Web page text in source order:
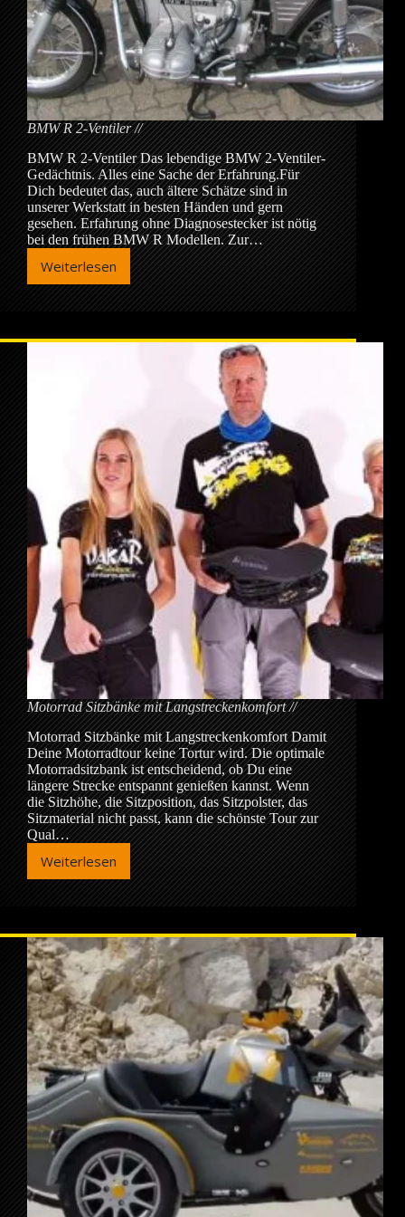
BMW R 2-Ventiler
BMW R 2-Ventiler Das lebendige BMW 2-Ventiler-
Gedächtnis. Alles eine Sache der Erfahrung.Für
Dich bedeutet das, auch ältere Schätze sind in
unserer Werkstatt in besten Händen und gern
gesehen. Erfahrung ohne Diagnosestecker ist nötig
bei den frühen BMW R Modellen. Zur…
Weiterlesen
BMW
Motorrad Sitzbänke mit Langstreckenkomfort
Motorrad Sitzbänke mit Langstreckenkomfort Damit
Deine Motorradtour keine Tortur wird. Die optimale
Motorradsitzbank ist entscheidend, ob Du eine
längere Strecke entspannt genießen kannst. Wenn
die Sitzhöhe, die Sitzposition, das Sitzpolster, das
Sitzmaterial nicht passt, kann die schönste Tour zur
Qual…
Weiterlesen
Motorrad
Sitzbänke
mit